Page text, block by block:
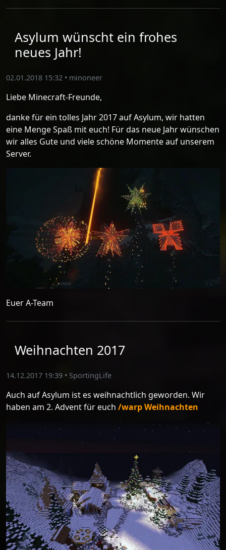
Asylum wünscht ein frohes
neues Jahr!
02.01.2018 15:32 • minoneer
Liebe Minecraft-Freunde,
danke für ein tolles Jahr 2017 auf Asylum, wir hatten
eine Menge Spaß mit euch! Für das neue Jahr wünschen
wir alles Gute und viele schöne Momente auf unserem
Server.
Euer A-Team
Weihnachten 2017
14.12.2017 19:39 • SportingLife
Auch auf Asylum ist es weihnachtlich geworden. Wir
haben am 2. Advent für euch /warp Weihnachten